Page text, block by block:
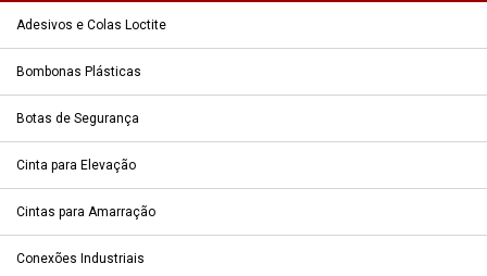
Adesivos e Colas Loctite
Bombonas Plásticas
Botas de Segurança
Cinta para Elevação
Cintas para Amarração
Conexões Industriais